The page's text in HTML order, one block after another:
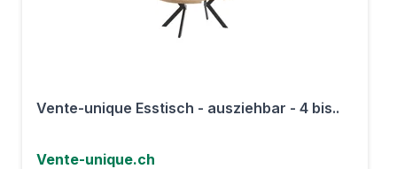
Vente-unique Esstisch - ausziehbar - 4 bis..
Vente-unique.ch